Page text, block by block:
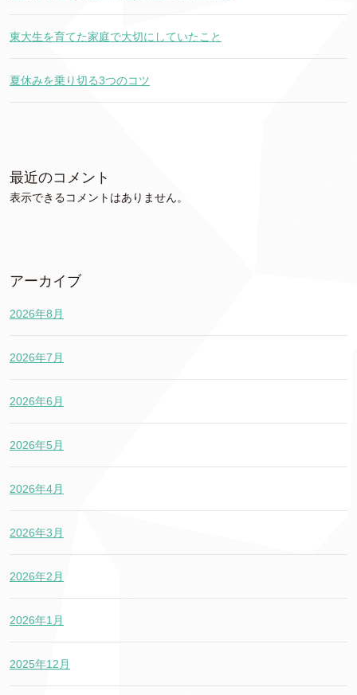
東大生を育てた家庭で大切にしていたこと
夏休みを乗り切る3つのコツ
最近のコメント
表示できるコメントはありません。
アーカイブ
2026年8月
2026年7月
2026年6月
2026年5月
2026年4月
2026年3月
2026年2月
2026年1月
2025年12月